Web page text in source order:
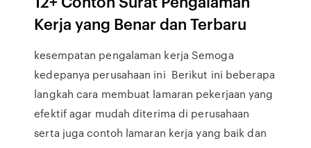
Kerja yang Benar dan Terbaru
kesempatan pengalaman kerja Semoga
kedepanya perusahaan ini Berikut ini beberapa
langkah cara membuat lamaran pekerjaan yang
efektif agar mudah diterima di perusahaan
serta juga contoh lamaran kerja yang baik dan